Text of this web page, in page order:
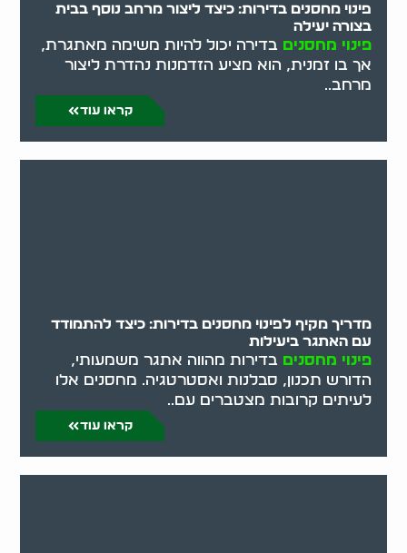
פינוי מחסנים בדירות: כיצד ליצור מרחב נוסף בבית
בצורה יעילה
פינוי מחסנים בדירה יכול להיות משימה מאתגרת,
אך בו זמנית, הוא מציע הזדמנות נהדרת ליצור
מרחב..
קראו עוד
מדריך מקיף לפינוי מחסנים בדירות: כיצד להתמודד
עם האתגר ביעילות
פינוי מחסנים בדירות מהווה אתגר משמעותי,
הדורש תכנון, סבלנות ואסטרטגיה. מחסנים אלו
לעיתים קרובות מצטברים עם..
קראו עוד